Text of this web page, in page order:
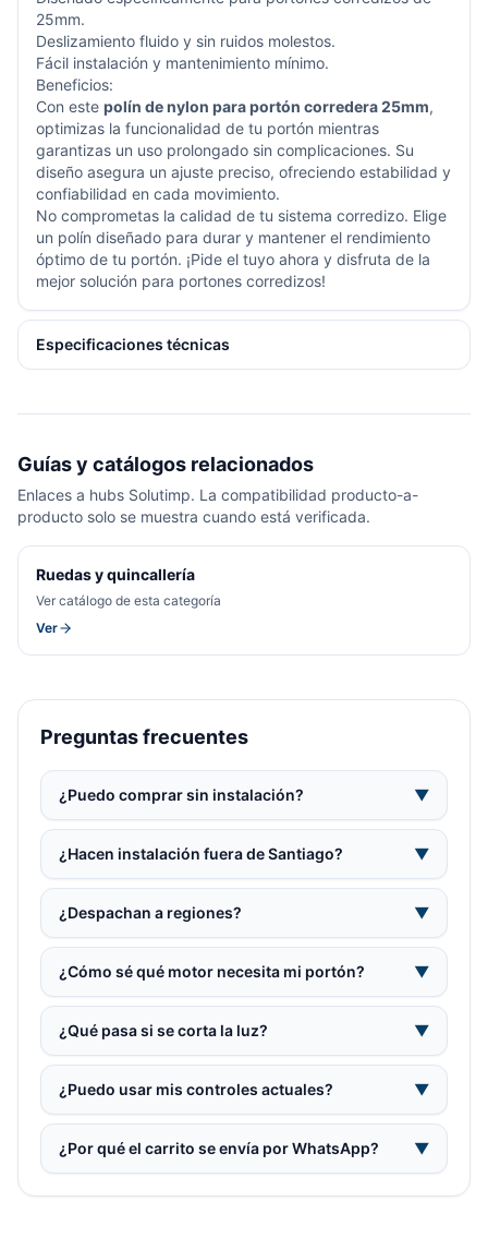
25mm.
Deslizamiento fluido y sin ruidos molestos.
Fácil instalación y mantenimiento mínimo.
Beneficios:
Con este polín de nylon para portón corredera 25mm,
optimizas la funcionalidad de tu portón mientras
garantizas un uso prolongado sin complicaciones. Su
diseño asegura un ajuste preciso, ofreciendo estabilidad y
confiabilidad en cada movimiento.
No comprometas la calidad de tu sistema corredizo. Elige
un polín diseñado para durar y mantener el rendimiento
óptimo de tu portón. ¡Pide el tuyo ahora y disfruta de la
mejor solución para portones corredizos!
Especificaciones técnicas
Guías y catálogos relacionados
Enlaces a hubs Solutimp. La compatibilidad producto-a-
producto solo se muestra cuando está verificada.
Ruedas y quincallería
Ver catálogo de esta categoría
Ver
Preguntas frecuentes
¿Puedo comprar sin instalación? ▼
¿Hacen instalación fuera de Santiago? ▼
¿Despachan a regiones? ▼
¿Cómo sé qué motor necesita mi portón? ▼
¿Qué pasa si se corta la luz? ▼
¿Puedo usar mis controles actuales? ▼
¿Por qué el carrito se envía por WhatsApp? ▼